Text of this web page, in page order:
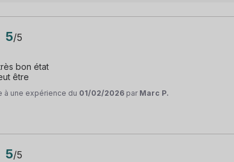
5/5
bon état
être
à une expérience du 01/02/2026 par Marc P.
5/5